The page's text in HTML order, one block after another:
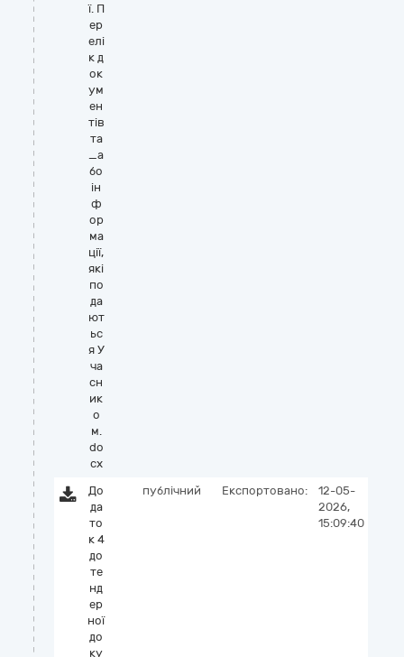
ї. П
ер
елі
к д
ок
ум
ен
тів
та
_а
бо
ін
ф
ор
ма
ції,
які
по
да
ют
ьс
я У
ча
сн
ик
о
м.
do
cx
До
да
то
к 4
до
те
нд
ер
ної
до
ку
публічний Експортовано:
12-05-
2026,
15:09:40